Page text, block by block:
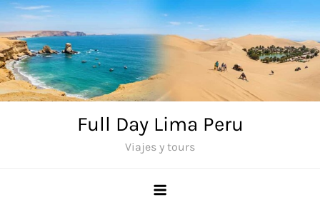
Saltar
al
contenido
Full Day Lima Peru
Viajes y tours